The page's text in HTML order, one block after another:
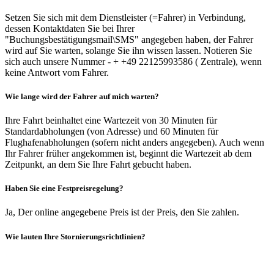
Setzen Sie sich mit dem Dienstleister (=Fahrer) in Verbindung,
dessen Kontaktdaten Sie bei Ihrer
"Buchungsbestätigungsmail\SMS" angegeben haben, der Fahrer
wird auf Sie warten, solange Sie ihn wissen lassen. Notieren Sie
sich auch unsere Nummer - + +49 22125993586 ( Zentrale), wenn
keine Antwort vom Fahrer.
Wie lange wird der Fahrer auf mich warten?
Ihre Fahrt beinhaltet eine Wartezeit von 30 Minuten für
Standardabholungen (von Adresse) und 60 Minuten für
Flughafenabholungen (sofern nicht anders angegeben). Auch wenn
Ihr Fahrer früher angekommen ist, beginnt die Wartezeit ab dem
Zeitpunkt, an dem Sie Ihre Fahrt gebucht haben.
Haben Sie eine Festpreisregelung?
Ja, Der online angegebene Preis ist der Preis, den Sie zahlen.
Wie lauten Ihre Stornierungsrichtlinien?